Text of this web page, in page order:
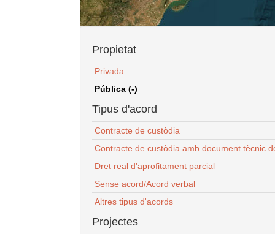
Propietat
Privada
Pública (-)
Tipus d'acord
Contracte de custòdia
Contracte de custòdia amb document tècnic
Dret real d'aprofitament parcial
Sense acord/Acord verbal
Altres tipus d'acords
Projectes